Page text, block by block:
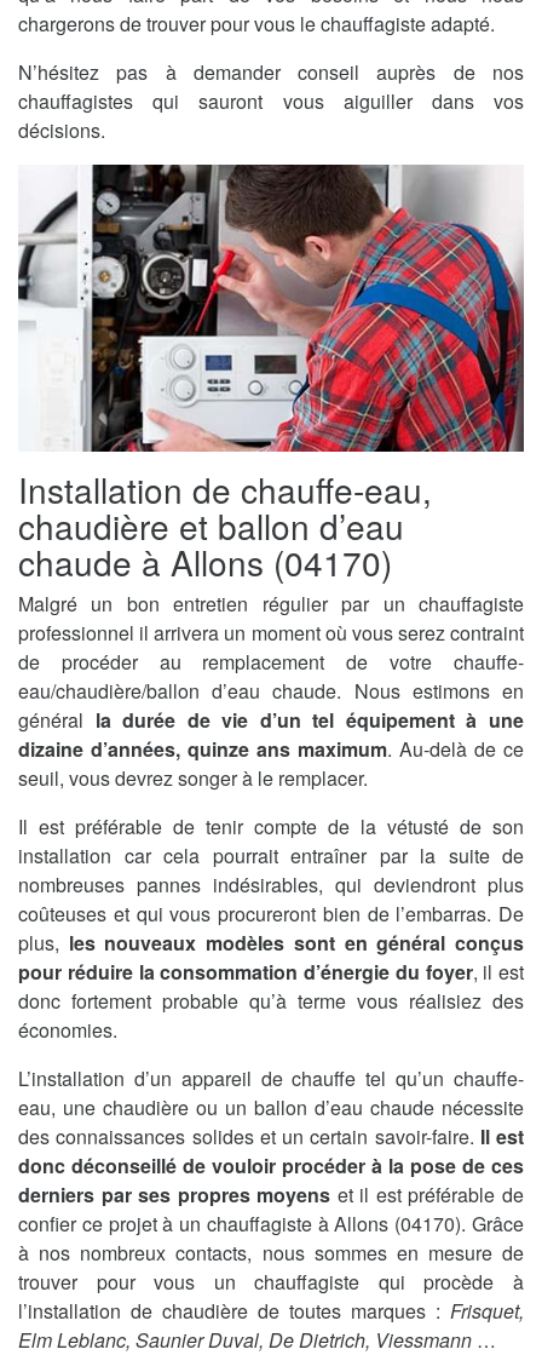
chargerons de trouver pour vous le chauffagiste adapté.
N’hésitez pas à demander conseil auprès de nos
chauffagistes qui sauront vous aiguiller dans vos
décisions.
Installation de chauffe-eau,
chaudière et ballon d’eau
chaude à Allons (04170)
Malgré un bon entretien régulier par un chauffagiste
professionnel il arrivera un moment où vous serez contraint
de procéder au remplacement de votre chauffe-
eau/chaudière/ballon d’eau chaude. Nous estimons en
général la durée de vie d’un tel équipement à une
dizaine d’années, quinze ans maximum. Au-delà de ce
seuil, vous devrez songer à le remplacer.
Il est préférable de tenir compte de la vétusté de son
installation car cela pourrait entraîner par la suite de
nombreuses pannes indésirables, qui deviendront plus
coûteuses et qui vous procureront bien de l’embarras. De
plus, les nouveaux modèles sont en général conçus
pour réduire la consommation d’énergie du foyer, il est
donc fortement probable qu’à terme vous réalisiez des
économies.
L’installation d’un appareil de chauffe tel qu’un chauffe-
eau, une chaudière ou un ballon d’eau chaude nécessite
des connaissances solides et un certain savoir-faire. Il est
donc déconseillé de vouloir procéder à la pose de ces
derniers par ses propres moyens et il est préférable de
confier ce projet à un chauffagiste à Allons (04170). Grâce
à nos nombreux contacts, nous sommes en mesure de
trouver pour vous un chauffagiste qui procède à
l’installation de chaudière de toutes marques : Frisquet,
Elm Leblanc, Saunier Duval, De Dietrich, Viessmann …